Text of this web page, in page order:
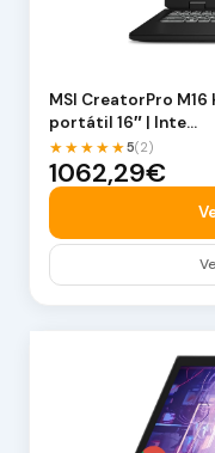
MSI CreatorPro M16
portátil 16″ | Inte…
★★★★★5(2)
1062,29€